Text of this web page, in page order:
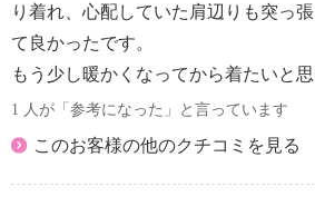
り着れ、心配していた肩辺りも突っ
て良かったです。
もう少し暖かくなってから着たいと思
1 人が「参考になった」と言っています
このお客様の他のクチコミを見る